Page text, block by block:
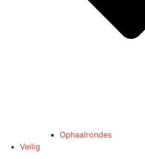
Ophaalrondes
Veilig